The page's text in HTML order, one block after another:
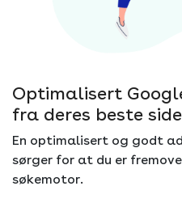
Optimalisert
fra deres beste side
En optimalisert og godt
sørger for at du er
søkemotor.